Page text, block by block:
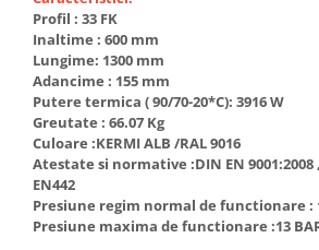
Profil : 33 FK
Inaltime : 600 mm
Lungime: 1300 mm
Adancime : 155 mm
Putere termica ( 90/70-20*C): 3916 W
Greutate : 66.07 Kg
Culoare :KERMI ALB /RAL 9016
Atestate si normative :DIN EN 9001:2008
EN442
Presiune regim normal de functionare :
Presiune maxima de functionare :13